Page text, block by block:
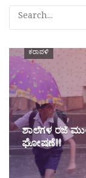
ಕರಾವಳಿ
ಶಾಲೆಗಳ ರಜೆ
ಘೋಷಣೆ!!